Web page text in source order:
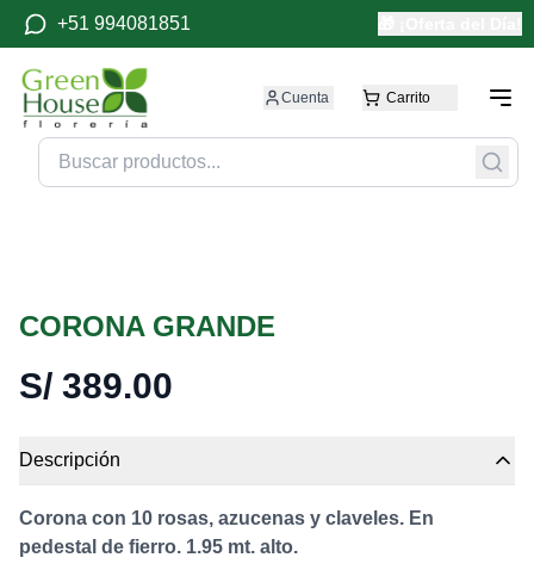
+51 994081851
Cuenta Carrito
CORONA GRANDE
S/ 389.00
Descripción
Corona con 10 rosas, azucenas y claveles. En
pedestal de fierro. 1.95 mt. alto.